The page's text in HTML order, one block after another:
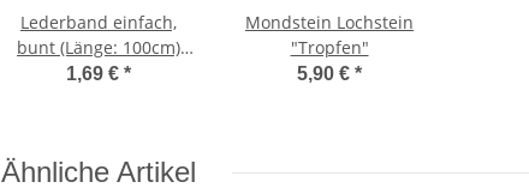
Lederband einfach,
bunt (Länge: 100cm)
braun
1,69 € *
Mondstein Lochstein
"Tropfen"
5,90 € *
Ähnliche Artikel